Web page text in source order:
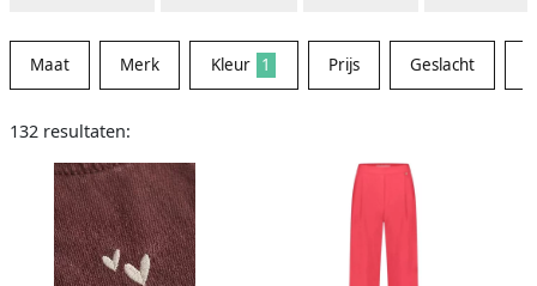
Maat Merk Kleur 1 Prijs Geslacht
132 resultaten: